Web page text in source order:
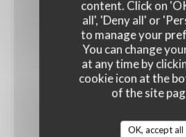
content. Click on
all', 'Deny all' or
to manage your
You can change
at any time by
cookie icon at the
of the site
OK, accept all
1 garnaalkroket & 1
GLUTEN
16,50 EUR
21,5.-